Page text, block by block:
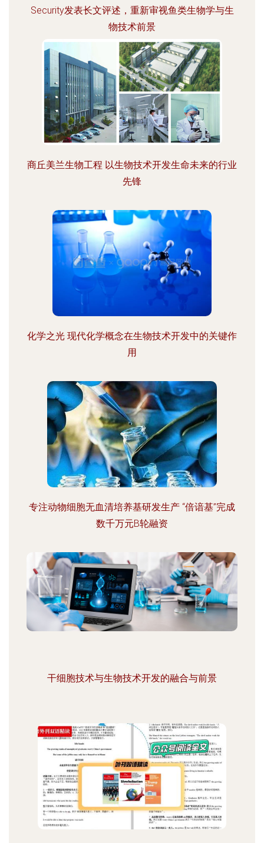
Security发表长文评述，重新审视鱼类生物学与生
物技术前景
商丘美兰生物工程 以生物技术开发生命未来的行业
先锋
化学之光 现代化学概念在生物技术开发中的关键作
用
专注动物细胞无血清培养基研发生产 “倍谙基”完成
数千万元B轮融资
干细胞技术与生物技术开发的融合与前景